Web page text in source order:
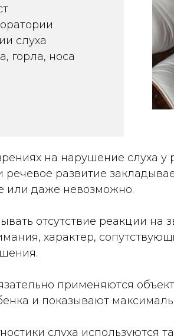
слуха
горла, носа
на нарушение слуха у
развитие
или даже невозможно.
отсутствие реакции
характер,
применяются
и показывают
слуха используются